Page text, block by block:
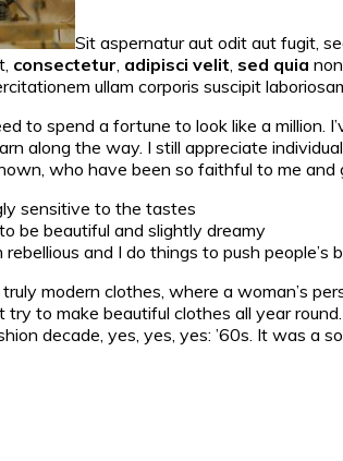
Sit aspernatur aut odit aut fugit,
consectetur adipisci velit sed quia
ullam corporis suscipit
to spend a fortune to look like a
along the way. I still appreciate
who have been so faithful to me and
sensitive to the tastes
be beautiful and slightly dreamy
rebellious and I do things to push people’s
modern clothes, where a woman’s
try to make beautiful clothes all year
decade, yes, yes, yes: ’60s. It was